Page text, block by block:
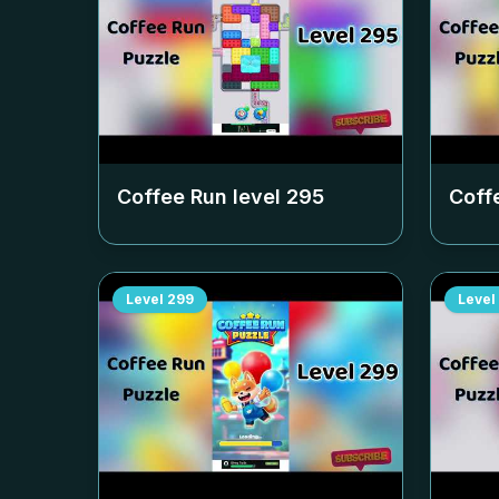
Coffee Run level 295
Level 299 Level